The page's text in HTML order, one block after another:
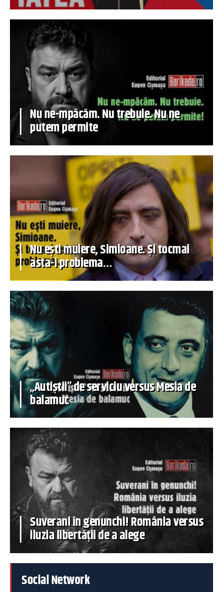
Nu ne-mpăcăm. Nu trebuie. Nu ne
putem permite
Nu ești muiere, Simioane. Și tocmai
asta-i problema…
„Autiștii” de serviciu versus Mesia de
balamuc
Suverani în genunchi! România versus
iluzia libertății de a alege
Social Network